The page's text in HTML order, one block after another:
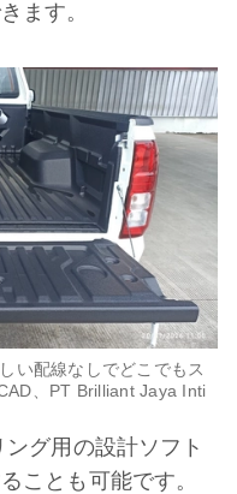
ます。
い配線なしでどこでもス
、PT Brilliant Jaya Inti
グ用の設計ソフト
ことも可能です。